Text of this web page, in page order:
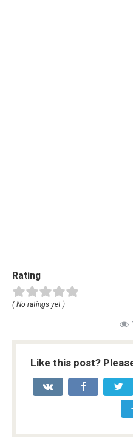
Rating
( No ratings yet )
Like this post?